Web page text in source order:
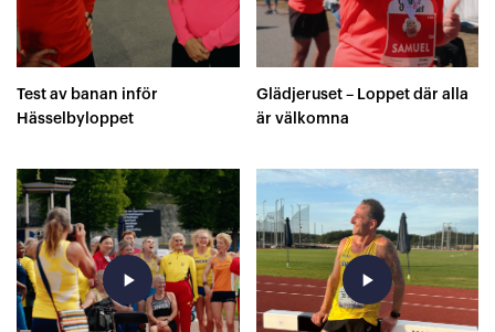
Test av banan inför
Hässelbyloppet
Glädjeruset – Loppet där alla
är välkomna
play_arrow play_arrow